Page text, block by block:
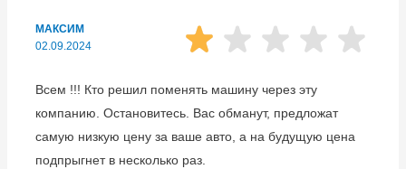
МАКСИМ
02.09.2024
Всем !!! Кто решил поменять машину через эту
компанию. Остановитесь. Вас обманут, предложат
самую низкую цену за ваше авто, а на будущую цена
подпрыгнет в несколько раз.